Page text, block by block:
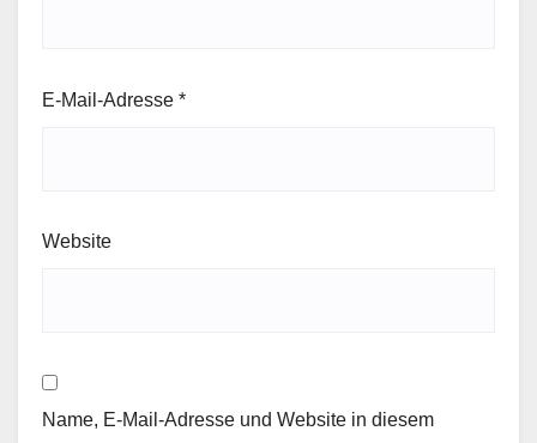
E-Mail-Adresse *
Website
Name, E-Mail-Adresse und Website in diesem